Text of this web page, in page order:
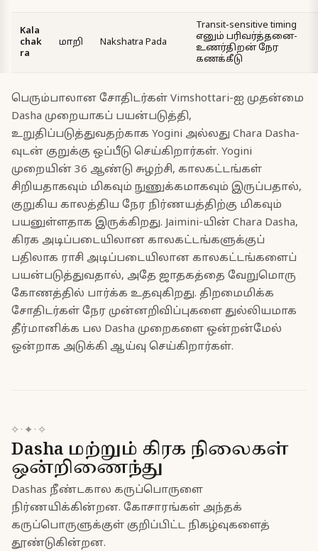
Kala
chak
ra
மாறி Nakshatra Pada
Transit-sensitive timing
எனும் பரிவர்த்தனை-
உணர்திறன் நேர
கணக்கீடு
பெரும்பாலான சோதிடர்கள் Vimshottari-ஐ முதன்மை
Dasha முறையாகப் பயன்படுத்தி,
உறுதிப்படுத்துவதற்காக Yogini அல்லது Chara Dasha-
வுடன் குறுக்கு ஒப்பீடு செய்கிறார்கள். Yogini
முறையின் 36 ஆண்டு சுழற்சி, காலகட்டங்கள்
சிறியதாகவும் மிகவும் நுணுக்கமாகவும் இருப்பதால்,
குறுகிய காலத்திய நேர நிர்ணயத்திற்கு மிகவும்
பயனுள்ளதாக இருக்கிறது. Jaimini-யின் Chara Dasha,
கிரக அடிப்படையிலான காலகட்டங்களுக்குப்
பதிலாக ராசி அடிப்படையிலான காலகட்டங்களைப்
பயன்படுத்துவதால், அதே ஜாதகத்தை வேறுமொரு
கோணத்தில் பார்க்க உதவுகிறது. திறமைமிக்க
சோதிடர்கள் நேர முன்னறிவிப்புகளை துல்லியமாக
தீர்மானிக்க பல Dasha முறைகளை ஒன்றன்மேல்
ஒன்றாக அடுக்கி ஆய்வு செய்கிறார்கள்.
✧ · ✦ · ✧
Dasha மற்றும் கிரக நிலைகள்
ஒன்றிணைந்து
Dashas நீண்டகால கருப்பொருளை
நிர்ணயிக்கின்றன. கோசாரங்கள் அந்தக்
கருப்பொருளுக்குள் குறிப்பிட்ட நிகழ்வுகளைத்
தூண்டுகின்றன.